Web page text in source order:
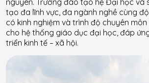
nguyên. Trường đào tạo hệ Đại học và
tạo đa lĩnh vực, đa ngành nghề cùng
có kinh nghiệm và trình độ chuyên
cho hệ thống giáo dục đại học, đáp
triển kinh tế – xã hội.